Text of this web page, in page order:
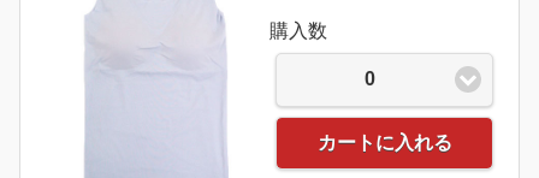
購入数
0
カートに入れる